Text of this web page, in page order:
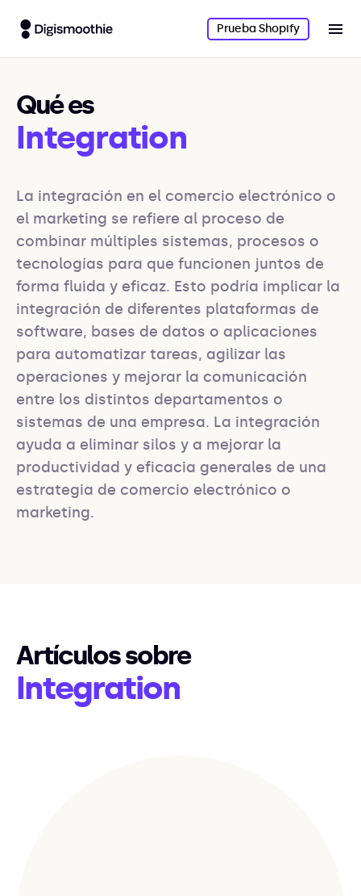
Prueba Shopify
Qué es
Integration
La integración en el comercio electrónico o
el marketing se refiere al proceso de
combinar múltiples sistemas, procesos o
tecnologías para que funcionen juntos de
forma fluida y eficaz. Esto podría implicar la
integración de diferentes plataformas de
software, bases de datos o aplicaciones
para automatizar tareas, agilizar las
operaciones y mejorar la comunicación
entre los distintos departamentos o
sistemas de una empresa. La integración
ayuda a eliminar silos y a mejorar la
productividad y eficacia generales de una
estrategia de comercio electrónico o
marketing.
Artículos sobre
Integration